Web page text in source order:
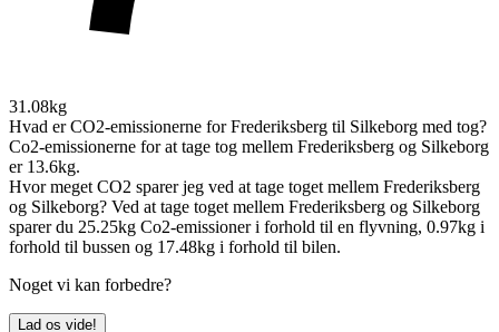
31.08kg
Hvad er CO2-emissionerne for Frederiksberg til Silkeborg med tog?
Co2-emissionerne for at tage tog mellem Frederiksberg og Silkeborg
er 13.6kg.
Hvor meget CO2 sparer jeg ved at tage toget mellem Frederiksberg
og Silkeborg? Ved at tage toget mellem Frederiksberg og Silkeborg
sparer du 25.25kg Co2-emissioner i forhold til en flyvning, 0.97kg i
forhold til bussen og 17.48kg i forhold til bilen.
Noget vi kan forbedre?
Lad os vide!